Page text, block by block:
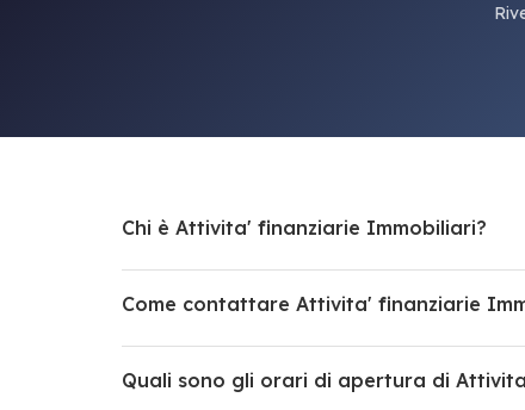
Chi è Attivita' finanziarie Immobiliari?
Come contattare Attivita' finanziarie
Quali sono gli orari di apertura di